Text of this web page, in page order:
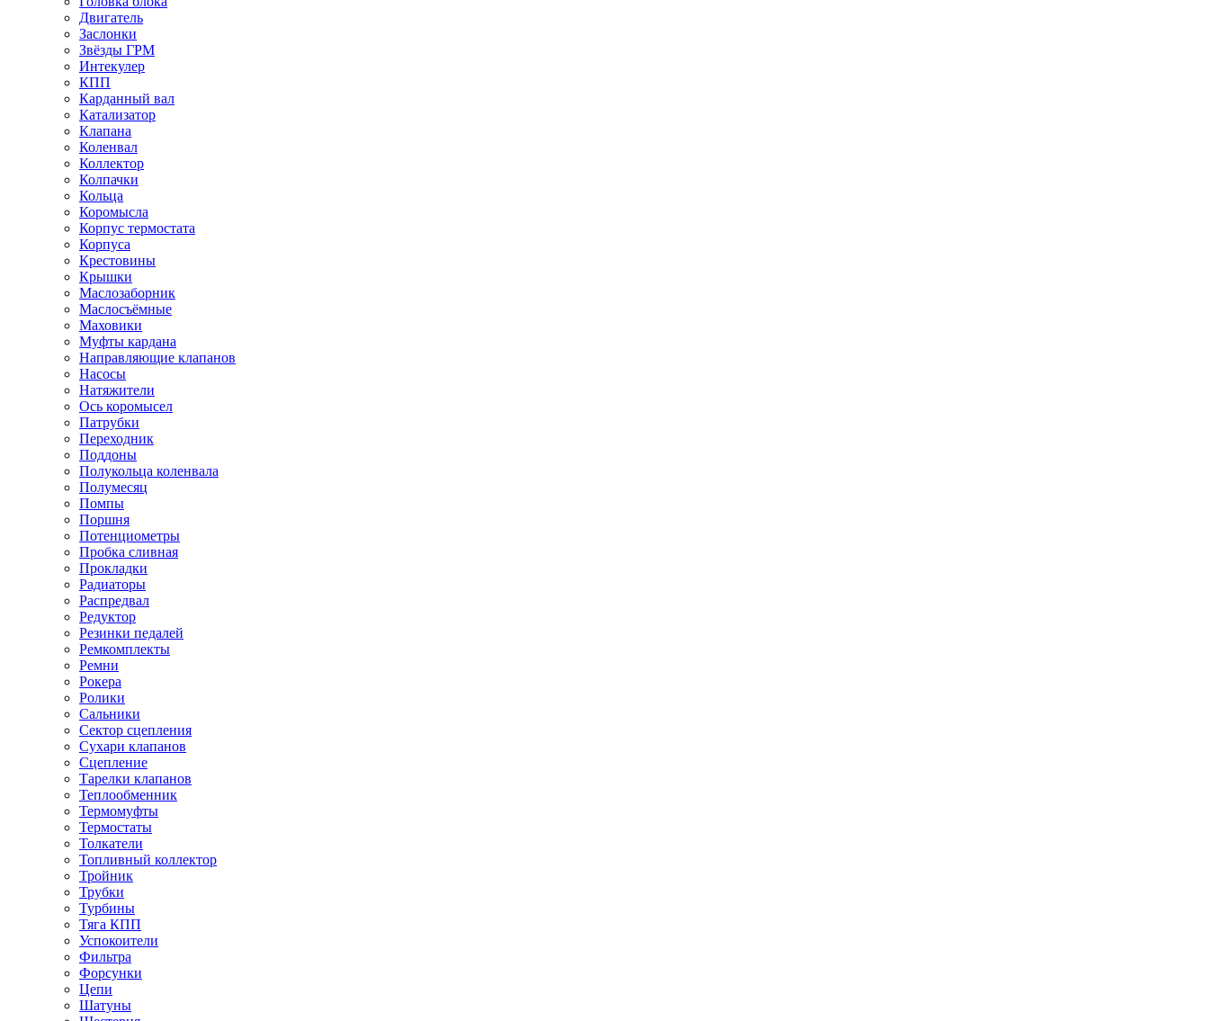
Двигатель
Заслонки
Звёзды ГРМ
Интекулер
КПП
Карданный вал
Катализатор
Клапана
Коленвал
Коллектор
Колпачки
Кольца
Коромысла
Корпус термостата
Корпуса
Крестовины
Крышки
Маслозаборник
Маслосъёмные
Маховики
Муфты кардана
Направляющие клапанов
Насосы
Натяжители
Ось коромысел
Патрубки
Переходник
Поддоны
Полукольца коленвала
Полумесяц
Помпы
Поршня
Потенциометры
Пробка сливная
Прокладки
Радиаторы
Распредвал
Редуктор
Резинки педалей
Ремкомплекты
Ремни
Рокера
Ролики
Сальники
Сектор сцепления
Сухари клапанов
Сцепление
Тарелки клапанов
Теплообменник
Термомуфты
Термостаты
Толкатели
Топливный коллектор
Тройник
Трубки
Турбины
Тяга КПП
Успокоители
Фильтра
Форсунки
Цепи
Шатуны